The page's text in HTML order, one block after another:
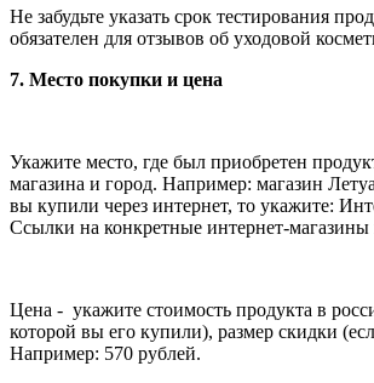
Не забудьте указать срок тестирования
обязателен для отзывов об уходовой
7. Место покупки и цена
Укажите место, где был приобретен
магазина и город. Например: магазин
вы купили через интернет, то укажите:
Ссылки на конкретные интернет-
Цена - укажите стоимость продукта в
которой вы его купили), размер скидки
Например: 570 рублей.